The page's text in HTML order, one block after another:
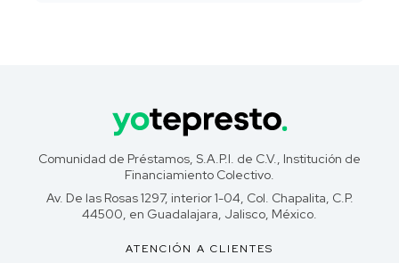
Comunidad de Préstamos, S.A.P.I. de C.V., Institución de
Financiamiento Colectivo.
Av. De las Rosas 1297, interior 1-04, Col. Chapalita, C.P.
44500, en Guadalajara, Jalisco, México.
ATENCIÓN A CLIENTES